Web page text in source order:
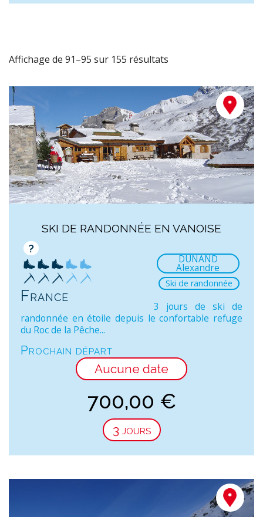
Affichage de 91–95 sur 155 résultats
SKI DE RANDONNÉE EN VANOISE
?
France
DUNAND
Alexandre
Ski de randonnée
3 jours de ski de
randonnée en étoile depuis le confortable refuge
du Roc de la Pêche...
Prochain départ
Aucune date
700,00 €
3 jours